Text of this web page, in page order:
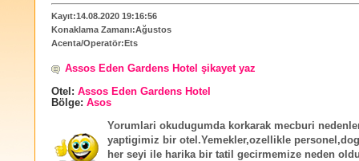
Kayıt:14.08.2020 19:16:56
Konaklama Zamanı:Ağustos
Acenta/Operatör:Ets
Assos Eden Gardens Hotel şikayet yaz
Otel: Assos Eden Gardens Hotel
Bölge: Asos
Yorumlari okudugumda korkarak mecburi
yaptigimiz bir otel.Yemekler,ozellikle
her seyi ile harika bir tatil gecirmemize neden